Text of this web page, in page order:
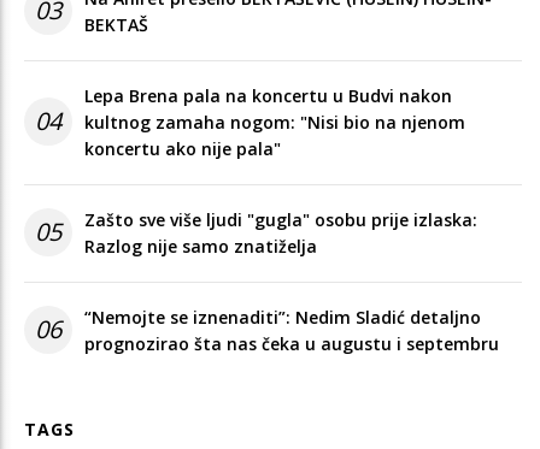
03
BEKTAŠ
04
Lepa Brena pala na koncertu u Budvi nakon
kultnog zamaha nogom: "Nisi bio na njenom
koncertu ako nije pala"
05
Zašto sve više ljudi "gugla" osobu prije izlaska:
Razlog nije samo znatiželja
06
“Nemojte se iznenaditi”: Nedim Sladić detaljno
prognozirao šta nas čeka u augustu i septembru
TAGS